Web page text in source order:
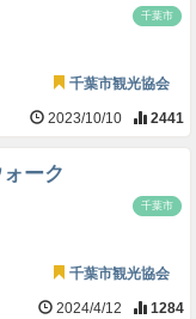
千葉市
千葉市観光協会
2023/10/10 2441
ーク
千葉市
千葉市観光協会
2024/4/12 1284